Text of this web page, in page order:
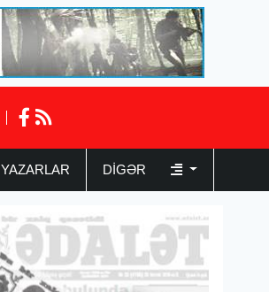
YAZARLAR DIGƏR